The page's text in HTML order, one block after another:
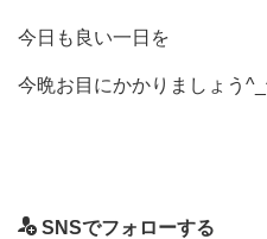
今日も良い一日を
今晩お目にかかりましょう
SNSでフォローする